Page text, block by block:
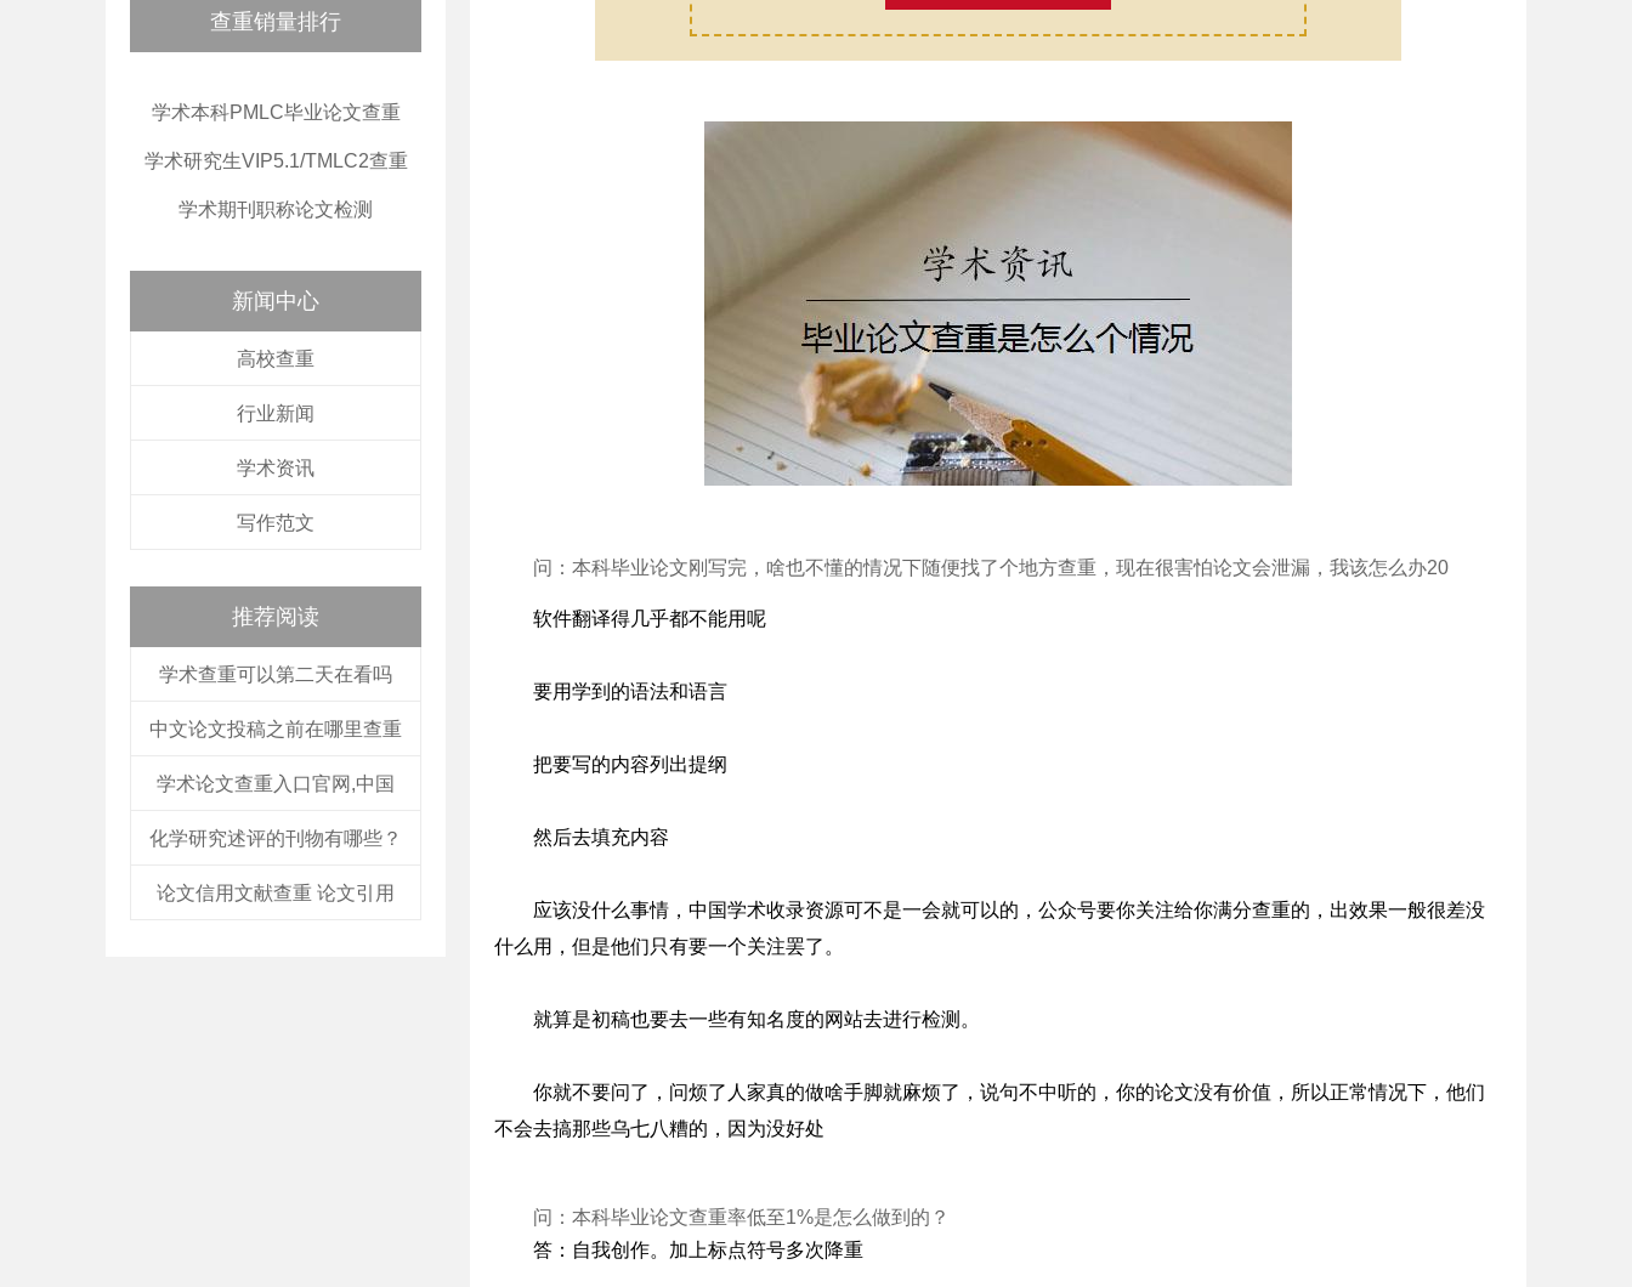
查重销量排行
学术本科PMLC毕业论文查重
学术研究生VIP5.1/TMLC2查重
学术期刊职称论文检测
新闻中心
高校查重
行业新闻
学术资讯
写作范文
推荐阅读
学术查重可以第二天在看吗
中文论文投稿之前在哪里查重
学术论文查重入口官网,中国
化学研究述评的刊物有哪些？
论文信用文献查重 论文引用
问：本科毕业论文刚写完，啥也不懂的情况下随便找了个地方查重，现在很害怕论文会泄漏，我该怎么办20
软件翻译得几乎都不能用呢
要用学到的语法和语言
把要写的内容列出提纲
然后去填充内容
应该没什么事情，中国学术收录资源可不是一会就可以的，公众号要你关注给你满分查重的，出效果一般很差没
什么用，但是他们只有要一个关注罢了。
就算是初稿也要去一些有知名度的网站去进行检测。
你就不要问了，问烦了人家真的做啥手脚就麻烦了，说句不中听的，你的论文没有价值，所以正常情况下，他们
不会去搞那些乌七八糟的，因为没好处
问：本科毕业论文查重率低至1%是怎么做到的？
答：自我创作。加上标点符号多次降重